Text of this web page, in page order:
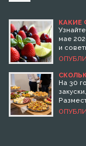
КАКИЕ
2026
мае
и
На 30